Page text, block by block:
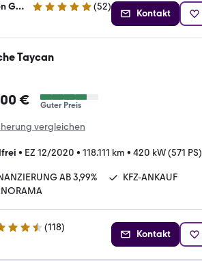
Porsche Zentrum Willich Tölke & Fischer Sportwagen GmbH & Co. KG 5 Sterne (52)
Kontakt
Taycan
€ Guter Preis
vergleichen
• EZ 12/2020 • 118.111 km • 420 kW (571 PS)
AB 3,99%
KFZ-ANKAUF
(118)
Kontakt